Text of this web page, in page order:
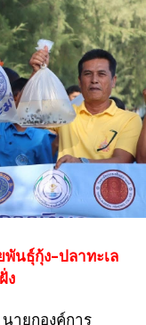
นธุ์กุ้ง–ปลาทะเล
ง
ายกองค์การ